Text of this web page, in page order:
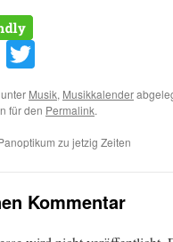
Telegram
Musik, Musikkalender
für den Permalink.
zu jetzig Zeiten
Kommentar